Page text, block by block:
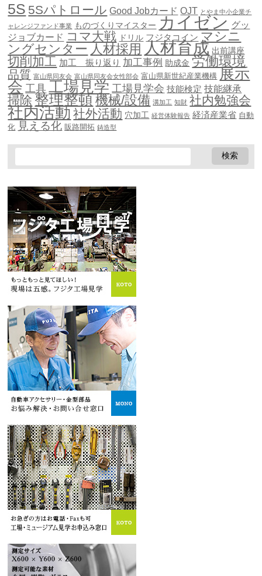
5S 5Sパトロール Good Jobカード OJT とやま中小企業チ
ャレンジファンド事業 ものづくりマイスター カイゼン グッ
ジョブカード コマ大戦 ドリル フジタコイン マシニ
ングセンター 人材採用 人材育成 出前講座
切削加工 加工 振り返り 加工事例 助成金 労働環境
品質 富山県同友会 富山県同友会女性部会 富山県新世紀産業機構 展示
会 工具 工場見学 工場見学会 技能検定 技能継承
掃除 整理整頓機械/設備 溝加工 知財 社内勉強会
社内活動社外活動 穴加工 経営体験報告 経済産業省 自動
化 見える化 販路開拓 鋳造型